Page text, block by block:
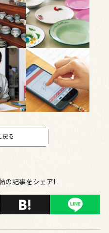
戻る
の記事をシェア!